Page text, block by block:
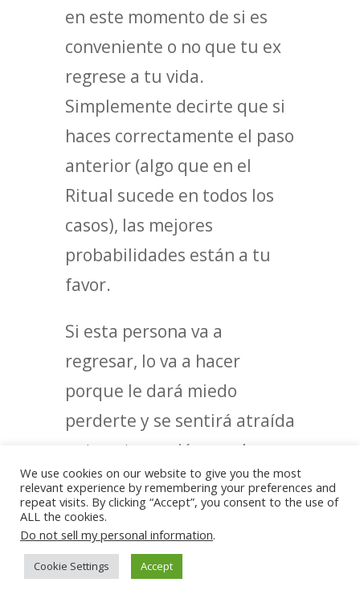
en este momento de si es
conveniente o no que tu ex
regrese a tu vida.
Simplemente decirte que si
haces correctamente el paso
anterior (algo que en el
Ritual sucede en todos los
casos), las mejores
probabilidades están a tu
favor.
Si esta persona va a
regresar, lo va a hacer
porque le dará miedo
perderte y se sentirá atraída
ante esta versión que has
construido: la mejor posible.
En esta etapa aún existe el
sufrimiento, pero tu control
emocional es lo que rige tu
We use cookies on our website to give you the most
relevant experience by remembering your preferences and
repeat visits. By clicking “Accept”, you consent to the use of
ALL the cookies.
Do not sell my personal information.
Cookie Settings Accept